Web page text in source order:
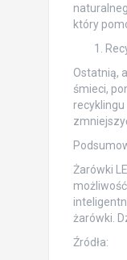
który
Ostatnią,
śmieci,
recyklingu
Żarówki
żarówki.
Źródła: